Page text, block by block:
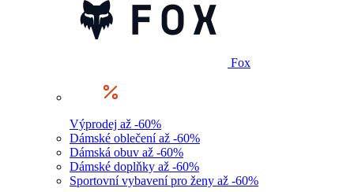
Fox
Výprodej až -60%
Dámské oblečení až -60%
Dámská obuv až -60%
Dámské doplňky až -60%
Sportovní vybavení pro ženy až -60%